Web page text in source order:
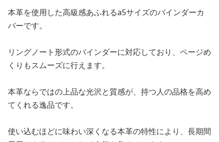
本革を使用した高級感あふれるa5サイズのバインダーカ
バーです。
リングノート形式のバインダーに対応しており、ページめ
くりもスムーズに行えます。
本革ならではの上品な光沢と質感が、持つ人の品格を高め
てくれる逸品です。
使い込むほどに味わい深くなる本革の特性により、長期間